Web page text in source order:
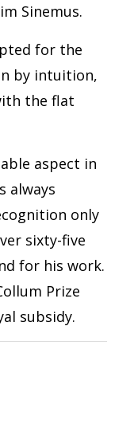
Sinemus.
for the
by intuition,
the flat
aspect in
always
only
sixty-five
for his work.
Prize
subsidy.